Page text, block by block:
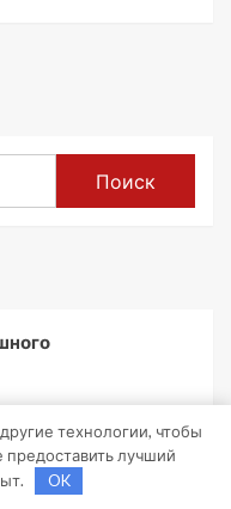
Поиск
хода и их
технологии, чтобы
предоставить лучший
OK